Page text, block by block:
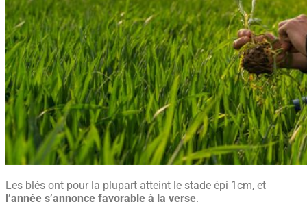
Les blés ont pour la plupart atteint le stade épi 1cm, et
l’année s’annonce favorable à la verse.